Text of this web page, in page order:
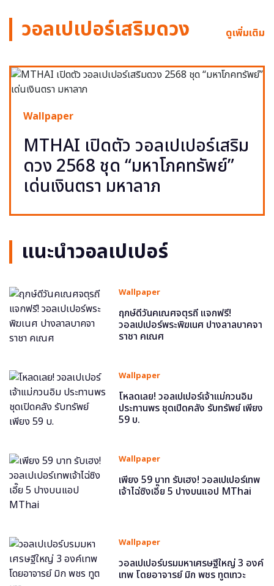
วอลเปเปอร์เสริมดวง ดูเพิ่มเติม
Wallpaper
MTHAI เปิดตัว วอลเปเปอร์เสริม
ดวง 2568 ชุด “มหาโภคทรัพย์”
เด่นเงินตรา มหาลาภ
แนะนำวอลเปเปอร์
Wallpaper
ฤกษ์ดีวันคเณศจตุรถี แจกฟรี!
วอลเปเปอร์พระพิฆเนศ ปางลาลบาคจา
ราชา คเณศ
Wallpaper
โหลดเลย! วอลเปเปอร์เจ้าแม่กวนอิม
ประทานพร ชุดเปิดคลัง รับทรัพย์ เพียง
59 บ.
Wallpaper
เพียง 59 บาท รับเฮง! วอลเปเปอร์เทพ
เจ้าไฉ่ซิงเอี๊ย 5 ปางบนแอป MThai
Wallpaper
วอลเปเปอร์บรมมหาเศรษฐีใหญ่ 3 องค์
เทพ โดยอาจารย์ มิก พชร ทูตเทวะ